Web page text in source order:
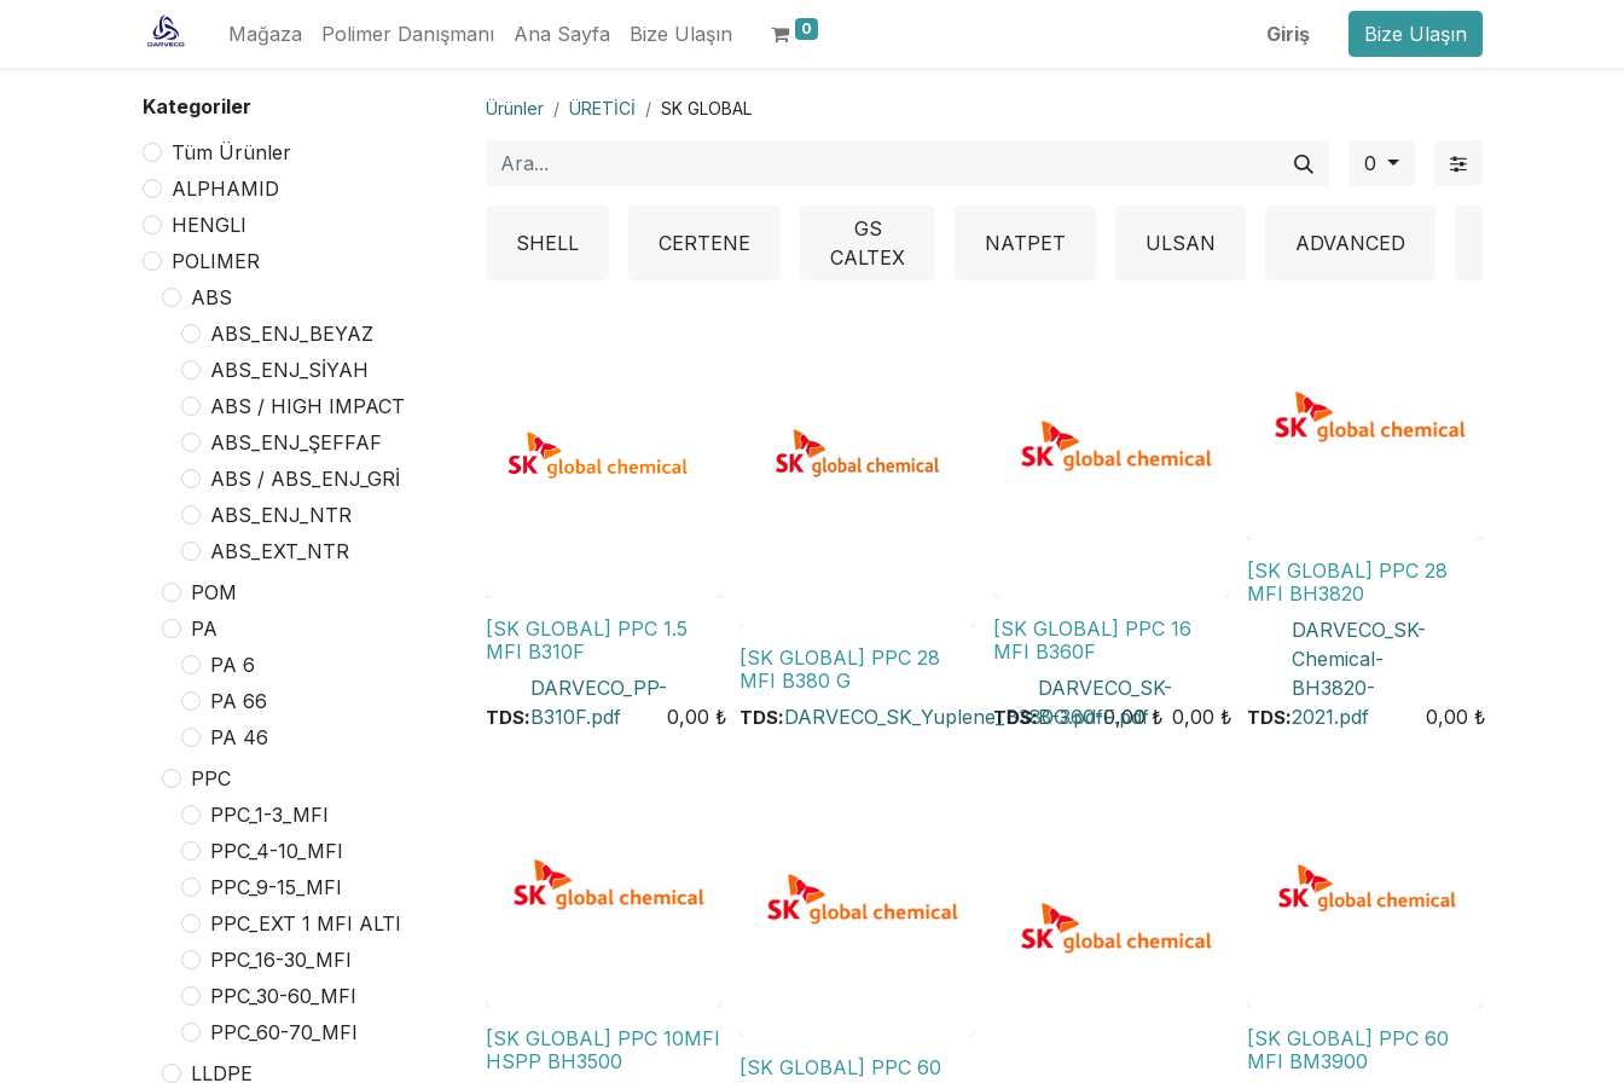
Mağaza Polimer Danışmanı Ana Sayfa Bize Ulaşın 0 Giriş Bize Ulaşın
Kategoriler
Tüm Ürünler
ALPHAMID
HENGLI
POLIMER
ABS
ABS_ENJ_BEYAZ
ABS_ENJ_SİYAH
ABS / HIGH IMPACT
ABS_ENJ_ŞEFFAF
ABS / ABS_ENJ_GRİ
ABS_ENJ_NTR
ABS_EXT_NTR
POM
PA
PA 6
PA 66
PA 46
PPC
PPC_1-3_MFI
PPC_4-10_MFI
PPC_9-15_MFI
PPC_EXT 1 MFI ALTI
PPC_16-30_MFI
PPC_30-60_MFI
PPC_60-70_MFI
LLDPE
Ürünler ÜRETİCİ SK GLOBAL
0
SHELL CERTENE
GS
CALTEX
NATPET ULSAN ADVANCED
[SK GLOBAL] PPC 1.5
MFI B310F
TDS:
DARVECO_PP-
B310F.pdf
0,00 ₺
[SK GLOBAL] PPC 28
MFI B380 G
TDS:DARVECO_SK_Yuplene_B380G.pdf0,00₺
[SK GLOBAL] PPC 16
MFI B360F
TDS:
DARVECO_SK-
B-360-F.pdf
0,00 ₺
[SK GLOBAL] PPC 28
MFI BH3820
TDS:
DARVECO_SK-
Chemical-
BH3820-
2021.pdf
0,00 ₺
[SK GLOBAL] PPC 10MFI
HSPP BH3500
[SK GLOBAL] PPC 60
[SK GLOBAL] PPC 60
MFI BM3900